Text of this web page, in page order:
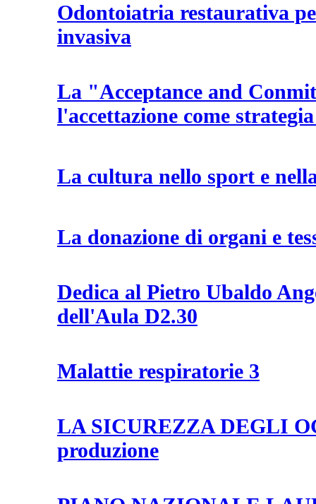
Odontoiatria restaurativa
invasiva
La "Acceptance and
l'accettazione come
La cultura nello sport e
La donazione di organi e
Dedica al Pietro Ubaldo
dell'Aula D2.30
Malattie respiratorie 3
LA SICUREZZA DEGLI
produzione